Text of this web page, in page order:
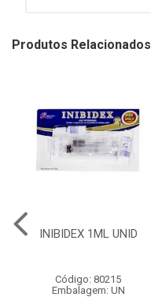
Produtos Relacionados
INIBIDEX 1ML UNID
Código: 80215
Embalagem: UN